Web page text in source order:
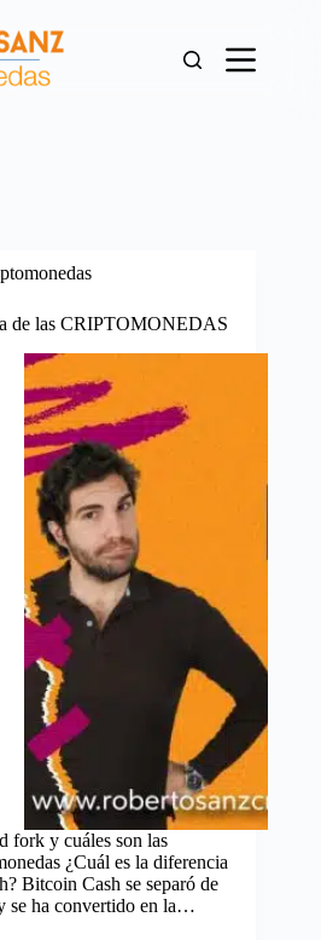
de las CRIPTOMONEDAS
fork y cuáles son las
¿Cuál es la diferencia
Bitcoin Cash se separó de
se ha convertido en la…